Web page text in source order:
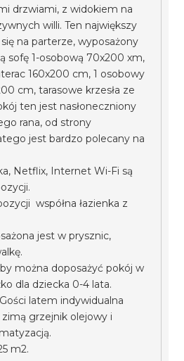
drzwiami, z widokiem na
willi. Ten największy
na parterze, wyposażony
sofę 1-osobową 70x200 xm,
160x200 cm, 1 osobowy
cm, tarasowe krzesła ze
ten jest nasłoneczniony
rana, od strony
jest bardzo polecany na
Netflix, Internet Wi-Fi są
współna łazienka z
jest w prysznic,
można doposażyć pokój w
dla dziecka 0-4 lata.
latem indywidualna
grzejnik olejowy i
m2.